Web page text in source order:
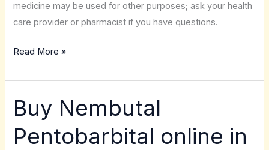
medicine may be used for other purposes; ask your health
care provider or pharmacist if you have questions.
Read More »
Buy Nembutal
Pentobarbital online in
Buy
Nembutal
Pentobarbital